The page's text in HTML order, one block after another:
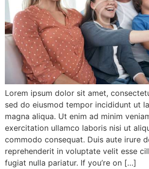
Lorem ipsum dolor sit amet,
sed do eiusmod tempor incididunt ut
magna aliqua. Ut enim ad minim
exercitation ullamco laboris nisi ut
commodo consequat. Duis aute irure
reprehenderit in voluptate velit esse
fugiat nulla pariatur. If you’re on […]